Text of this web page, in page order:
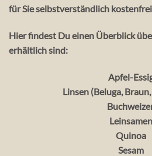
für Sie selbstverständlich
Hier findest Du einen Überblick
erhältlich sind:
Apfel-
Linsen (Beluga,
Leinsamen
Quinoa
Sesam